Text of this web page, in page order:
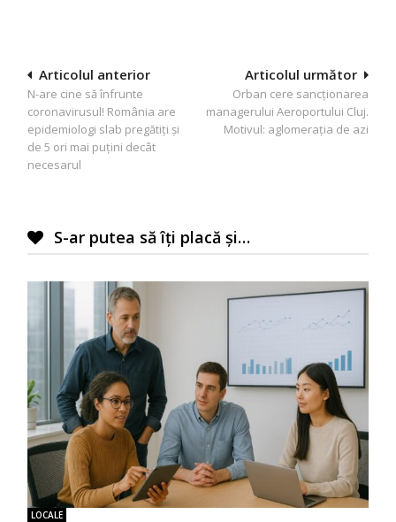
Navigare
în
articole
Articolul următor
Orban cere sancţionarea
managerului Aeroportului Cluj.
Motivul: aglomeraţia de azi
Articolul anterior
N-are cine să înfrunte
coronavirusul! România are
epidemiologi slab pregătiţi şi
de 5 ori mai puţini decât
necesarul
S-ar putea să îți placă și…
LOCALE